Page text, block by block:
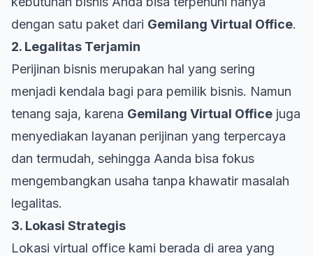
dengan satu paket dari Gemilang Virtual Office.
2. Legalitas Terjamin
Perijinan bisnis merupakan hal yang sering
menjadi kendala bagi para pemilik bisnis. Namun
tenang saja, karena Gemilang Virtual Office juga
menyediakan layanan perijinan yang terpercaya
dan termudah, sehingga Aanda bisa fokus
mengembangkan usaha tanpa khawatir masalah
legalitas.
3. Lokasi Strategis
Lokasi virtual office kami berada di area yang